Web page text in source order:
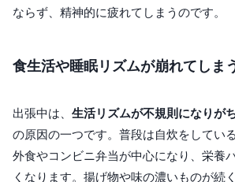
ならず、精神的に疲れてしまうのです。
食生活や睡眠リズムが崩れてしま
出張中は、 生活リズムが不規則になりが
の原因の一つです。普段は自炊をしてい
外食やコンビニ弁当が中心になり、栄養
くなります。揚げ物や味の濃いものが続